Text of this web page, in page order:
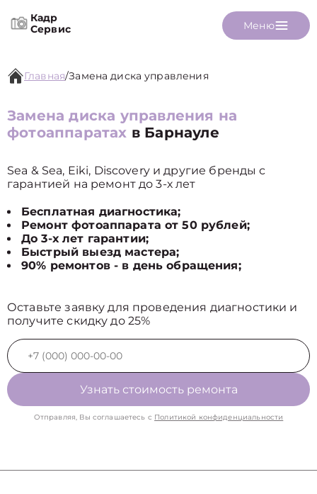
Кадр
Сервис
Меню
Главная/Замена диска управления
Замена диска управления на
фотоаппаратах в Барнауле
Sea & Sea, Eiki, Discovery и другие бренды с
гарантией на ремонт до 3-х лет
Бесплатная диагностика;
Ремонт фотоаппарата от 50 рублей;
До 3-х лет гарантии;
Быстрый выезд мастера;
90% ремонтов - в день обращения;
Оставьте заявку для проведения диагностики и
получите скидку до 25%
Узнать стоимость ремонта
Отправляя, Вы соглашаетесь с Политикой конфиденциальности